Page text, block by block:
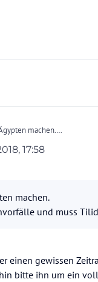
machen.
einführen,
geben.
17:58
machen.
und muss
einen gewissen
bitte ihn um ein